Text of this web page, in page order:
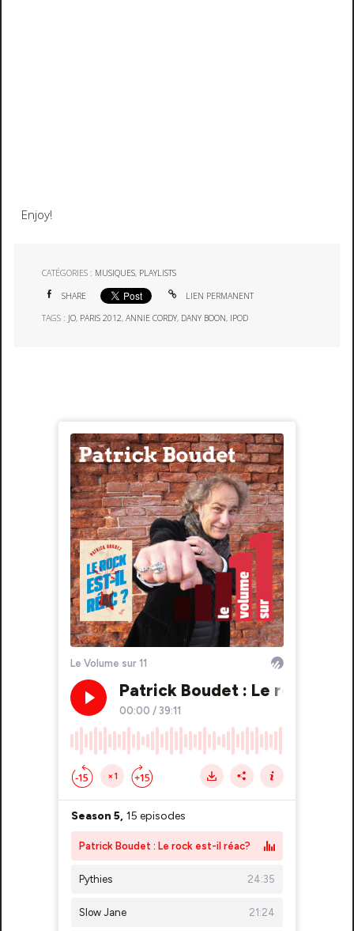
Enjoy!
CATÉGORIES : MUSIQUES, PLAYLISTS
SHARE LIEN PERMANENT
TAGS : JO, PARIS 2012,ANNIE CORDY, DANY BOON, IPOD